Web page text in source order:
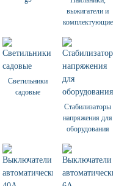
выжигатели и
комплектующие
Светильники
садовые
Стабилизаторы
напряжения для
оборудования